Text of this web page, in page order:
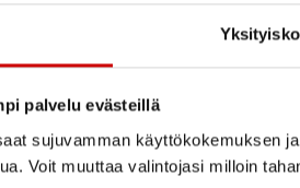
palvelu evästeillä
sujuvamman käyttökokemuksen
Voit muuttaa valintojasi milloin
Yhdistyspalvelu